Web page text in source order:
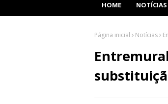
HOME NOTÍCIAS
Página inicial Notícias